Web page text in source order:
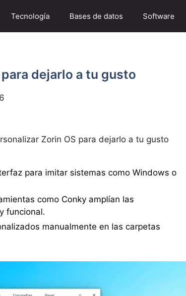
Tecnología Bases de datos Software
dejarlo a tu gusto
Zorin OS para dejarlo a tu gusto
para imitar sistemas como Windows o
como Conky amplían las
funcional.
manualmente en las carpetas